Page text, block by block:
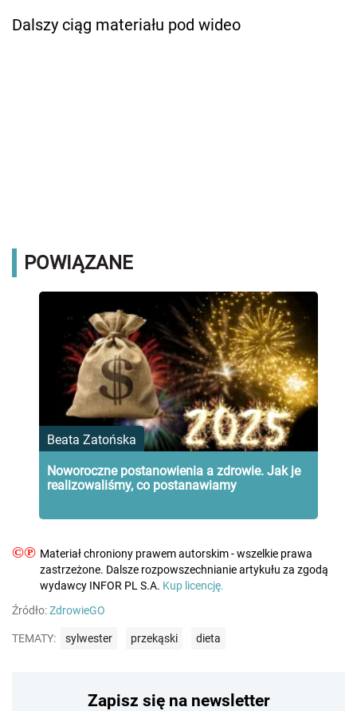
Dalszy ciąg materiału pod wideo
POWIĄZANE
Beata Zatońska
Noworoczne postanowienia a zdrowie. Jak je
realizowaliśmy, co postanawiamy
©℗ Materiał chroniony prawem autorskim - wszelkie prawa
zastrzeżone. Dalsze rozpowszechnianie artykułu za zgodą
wydawcy INFOR PL S.A. Kup licencję.
Źródło:ZdrowieGO
TEMATY: sylwester przekąski dieta
Zapisz się na newsletter